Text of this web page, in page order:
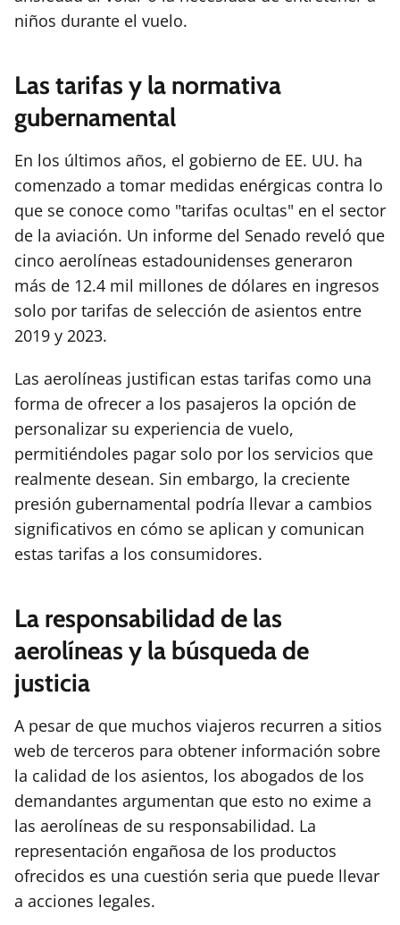
niños durante el vuelo.
Las tarifas y la normativa
gubernamental
En los últimos años, el gobierno de EE. UU. ha
comenzado a tomar medidas enérgicas contra lo
que se conoce como "tarifas ocultas" en el sector
de la aviación. Un informe del Senado reveló que
cinco aerolíneas estadounidenses generaron
más de 12.4 mil millones de dólares en ingresos
solo por tarifas de selección de asientos entre
2019 y 2023.
Las aerolíneas justifican estas tarifas como una
forma de ofrecer a los pasajeros la opción de
personalizar su experiencia de vuelo,
permitiéndoles pagar solo por los servicios que
realmente desean. Sin embargo, la creciente
presión gubernamental podría llevar a cambios
significativos en cómo se aplican y comunican
estas tarifas a los consumidores.
La responsabilidad de las
aerolíneas y la búsqueda de
justicia
A pesar de que muchos viajeros recurren a sitios
web de terceros para obtener información sobre
la calidad de los asientos, los abogados de los
demandantes argumentan que esto no exime a
las aerolíneas de su responsabilidad. La
representación engañosa de los productos
ofrecidos es una cuestión seria que puede llevar
a acciones legales.